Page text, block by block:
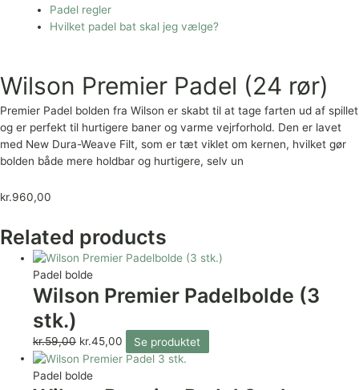
Padel regler
Hvilket padel bat skal jeg vælge?
Wilson Premier Padel (24 rør)
Premier Padel bolden fra Wilson er skabt til at tage farten ud af spillet
og er perfekt til hurtigere baner og varme vejrforhold. Den er lavet
med New Dura-Weave Filt, som er tæt viklet om kernen, hvilket gør
bolden både mere holdbar og hurtigere, selv un
kr.960,00
Related products
Padel bolde
Wilson Premier Padelbolde (3
stk.)
kr.59,00 kr.45,00 Se produktet
Padel bolde